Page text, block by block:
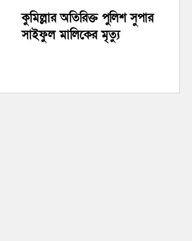
কুমিল্লার অতিরিক্ত পুলিশ সুপার
সাইফুল মালিকের মৃত্যু